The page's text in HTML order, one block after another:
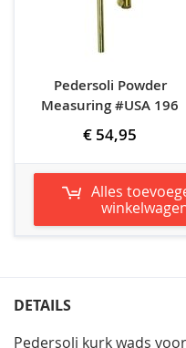
Pedersoli Powder
Measuring #USA 196
€ 54,95
Alles
DETAILS
Pedersoli kurk wads